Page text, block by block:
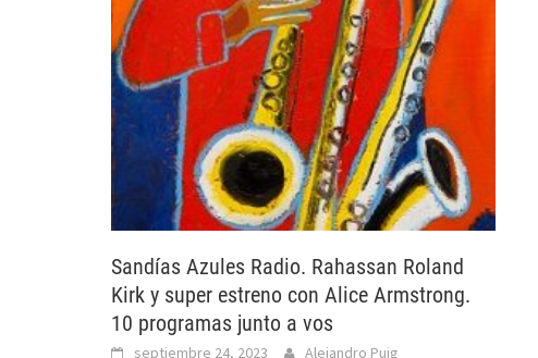
Sandías Azules Radio. Rahassan Roland
Kirk y super estreno con Alice Armstrong.
10 programas junto a vos
septiembre 24, 2023 Alejandro Puig